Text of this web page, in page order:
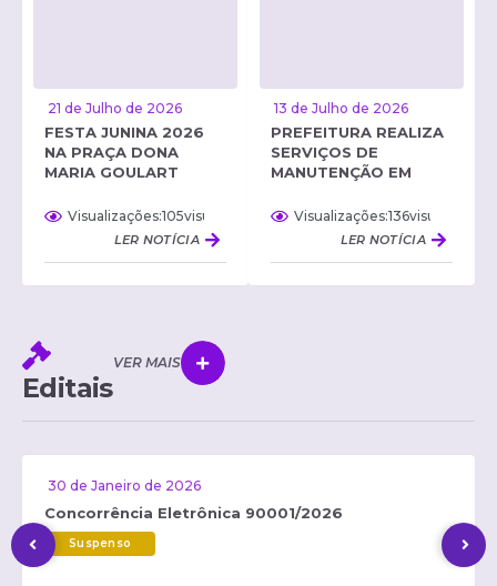
FESTA JUNINA 2026
NA PRAÇA DONA
MARIA GOULART
21 de Julho de 2026
105visualizações
LER NOTÍCIA
PREFEITURA REALIZA
SERVIÇOS DE
MANUTENÇÃO EM
RURAIS
13 de Julho de 2026
136visualizações
LER NOTÍCIA
Editais
VER MAIS
Concorrência Eletrônica 90001/2026
Suspenso
30 de Janeiro de 2026